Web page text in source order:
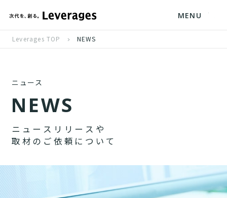
MENU
Leverages TOP NEWS
ニュース
NEWS
ニ ュ ー ス リ リ ー ス や
取 材 の ご 依 頼 に つ い て